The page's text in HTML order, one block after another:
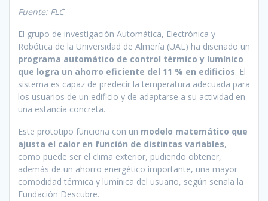
Fuente: FLC
El grupo de investigación Automática, Electrónica y
Robótica de la Universidad de Almería (UAL) ha diseñado un
programa automático de control térmico y lumínico
que logra un ahorro eficiente del 11 % en edificios. El
sistema es capaz de predecir la temperatura adecuada para
los usuarios de un edificio y de adaptarse a su actividad en
una estancia concreta.
Este prototipo funciona con un modelo matemático que
ajusta el calor en función de distintas variables,
como puede ser el clima exterior, pudiendo obtener,
además de un ahorro energético importante, una mayor
comodidad térmica y lumínica del usuario, según señala la
Fundación Descubre.